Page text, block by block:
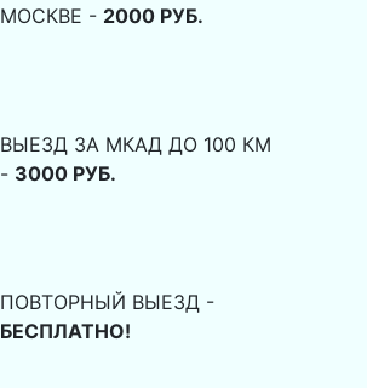
МОСКВЕ - 2000 РУБ.
ВЫЕЗД ЗА МКАД ДО 100 КМ
- 3000 РУБ.
ПОВТОРНЫЙ ВЫЕЗД -
БЕСПЛАТНО!